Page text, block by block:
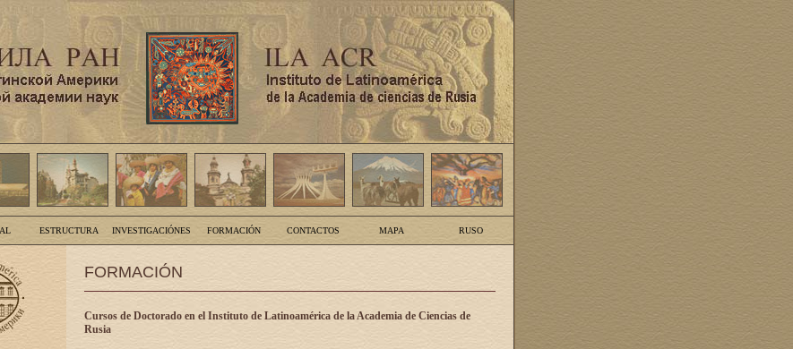
ESTRUCTURA INVESTIGACIÓNES FORMACIÓN CONTACTOS MAPA RUSO
FORMACIÓN
Cursos de Doctorado en el Instituto de Latinoamérica de la Academia de Ciencias de
Rusia